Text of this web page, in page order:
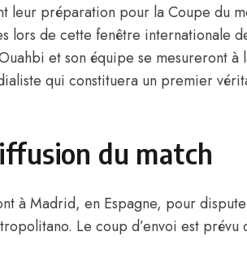
leur préparation pour la Coupe du
lors de cette fenêtre internationale
et son équipe se mesureront à
qui constituera un premier
du match
à Madrid, en Espagne, pour
Le coup d’envoi est prévu